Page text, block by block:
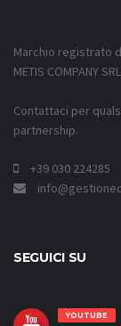
Marchio registrato
METIS COMPANY SRL
Contattaci per
partnership.
+39 030 224285
SEGUICI SU
YOUTUBE